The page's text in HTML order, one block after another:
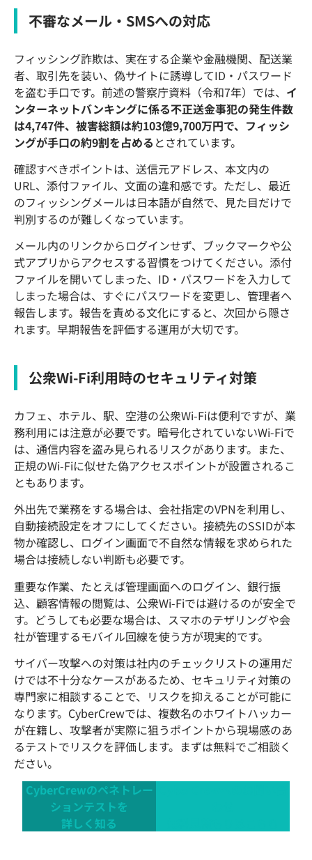
不審なメール・SMSへの対応
フィッシング詐欺は、実在する企業や金融機関、配送業
者、取引先を装い、偽サイトに誘導してID・パスワード
を盗む手口です。前述の警察庁資料（令和7年）では、 イ
ンターネットバンキングに係る不正送金事犯の発生件数
は4,747件、被害総額は約103億9,700万円で、フィッシ
ングが手口の約9割を占める とされています。
確認すべきポイントは、送信元アドレス、本文内の
URL、添付ファイル、文面の違和感です。ただし、最近
のフィッシングメールは日本語が自然で、見た目だけで
判別するのが難しくなっています。
メール内のリンクからログインせず、ブックマークや公
式アプリからアクセスする習慣をつけてください。添付
ファイルを開いてしまった、ID・パスワードを入力して
しまった場合は、すぐにパスワードを変更し、管理者へ
報告します。報告を責める文化にすると、次回から隠さ
れます。早期報告を評価する運用が大切です。
公衆Wi-Fi利用時のセキュリティ対策
カフェ、ホテル、駅、空港の公衆Wi-Fiは便利ですが、業
務利用には注意が必要です。暗号化されていないWi-Fiで
は、通信内容を盗み見られるリスクがあります。また、
正規のWi-Fiに似せた偽アクセスポイントが設置されるこ
ともあります。
外出先で業務をする場合は、会社指定のVPNを利用し、
自動接続設定をオフにしてください。接続先のSSIDが本
物か確認し、ログイン画面で不自然な情報を求められた
場合は接続しない判断も必要です。
重要な作業、たとえば管理画面へのログイン、銀行振
込、顧客情報の閲覧は、公衆Wi-Fiでは避けるのが安全で
す。どうしても必要な場合は、スマホのテザリングや会
社が管理するモバイル回線を使う方が現実的です。
サイバー攻撃への対策は社内のチェックリストの運用だ
けでは不十分なケースがあるため、セキュリティ対策の
専門家に相談することで、リスクを抑えることが可能に
なります。CyberCrewでは、複数名のホワイトハッカー
が在籍し、攻撃者が実際に狙うポイントから現場感のあ
るテストでリスクを評価します。まずは無料でご相談く
ださい。
CyberCrewのペネトレー
ションテストを
詳しく知る